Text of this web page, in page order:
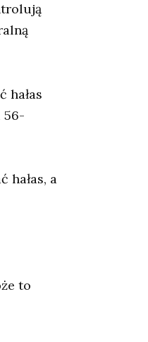
hałas
56-
hałas, a
to